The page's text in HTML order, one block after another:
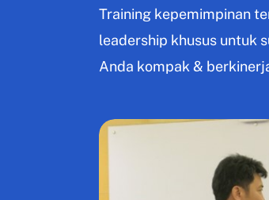
Presenta Academy
Buku Gratis
Buku Leadership Gratis
Training kepemimpinan
leadership khusus untuk
Anda kompak &